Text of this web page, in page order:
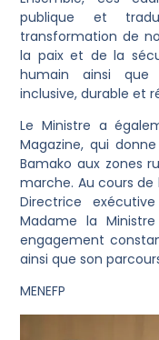
publique et
transformation de
la paix et de la
humain ainsi que
inclusive, durable et
Le Ministre a
Magazine, qui
Bamako aux zones
marche. Au cours de
Directrice
Madame la
engagement
ainsi que son
MENEFP